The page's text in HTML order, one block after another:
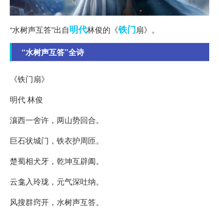
“水树声互答”出自明代林俊的《铁门扇》。
“水树声互答”全诗
《铁门扇》
明代 林俊
瀼西一舍许，两山势回合。
巨石状城门，铁衣护周匝。
楚蜀相犬牙，乾坤互辟阖。
云龛入玲珑，元气深吐纳。
风搜群窍开，水树声互答。